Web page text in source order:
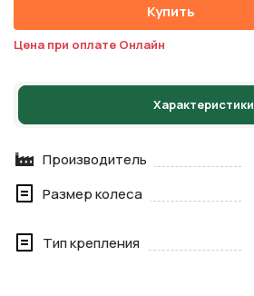
Купить
Цена при оплате Онлайн
Характеристики
Производитель
Размер колеса
Тип крепления